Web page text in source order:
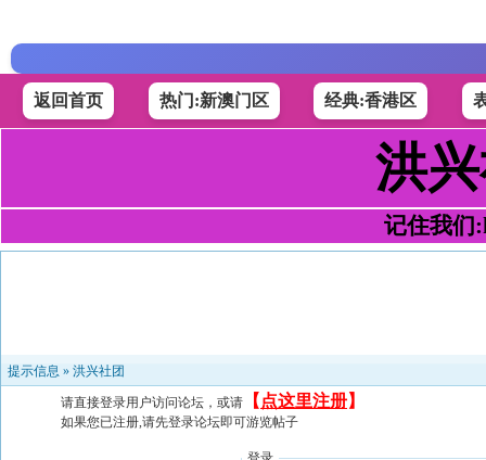
返回首页 热门:新澳门区 经典:香港区
洪
记住我们
提示信息 » 洪兴社团
请直接登录用户访问论坛，或请 【 点这里注册】
如果您已注册,请先登录论坛即可游览帖子